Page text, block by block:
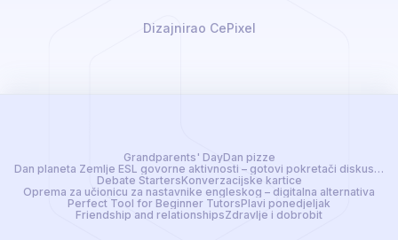
Dizajnirao CePixel
Grandparents' DayDan pizze
Dan planeta Zemlje ESL govorne aktivnosti – gotovi pokretači diskusije
Debate StartersKonverzacijske kartice
Oprema za učionicu za nastavnike engleskog – digitalna alternativa
Perfect Tool for Beginner TutorsPlavi ponedjeljak
Friendship and relationshipsZdravlje i dobrobit